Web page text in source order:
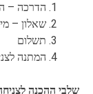
הדרכה –
שאלון –
תשלום
המתנה
שלבי ההכנה